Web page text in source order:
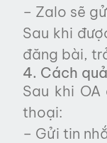
– Zalo sẽ
Sau khi
đăng bài,
4. Cách
Sau khi
thoại:
– Gửi tin